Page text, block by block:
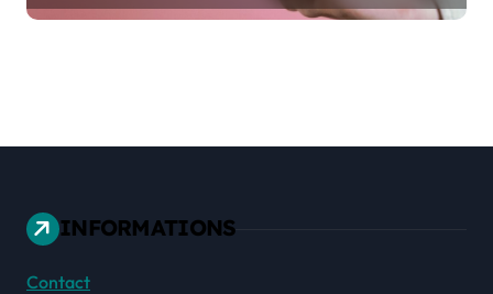
INFORMATIONS
Contact